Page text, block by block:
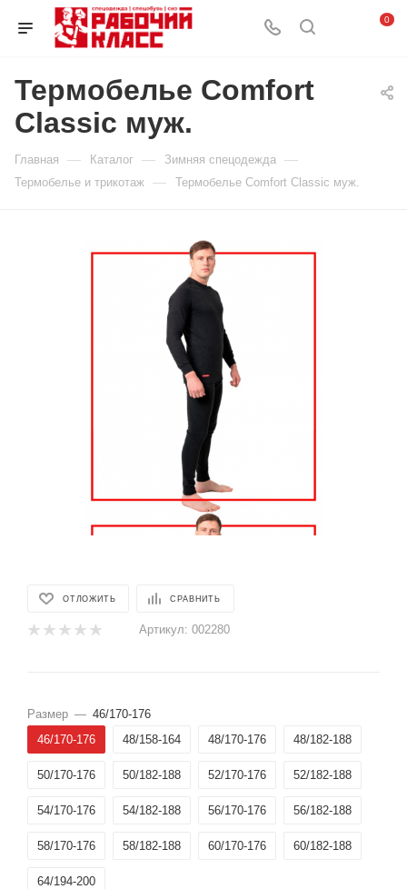
0
Термобелье Comfort
Classic муж.
Главная — Каталог — Зимняя спецодежда —
Термобелье и трикотаж — Термобелье Comfort Classic муж.
ОТЛОЖИТЬ СРАВНИТЬ
Артикул: 002280
Размер — 46/170-176
46/170-176
48/158-164 48/170-176 48/182-188
50/170-176 50/182-188 52/170-176 52/182-188
54/170-176 54/182-188 56/170-176 56/182-188
58/170-176 58/182-188 60/170-176 60/182-188
64/194-200